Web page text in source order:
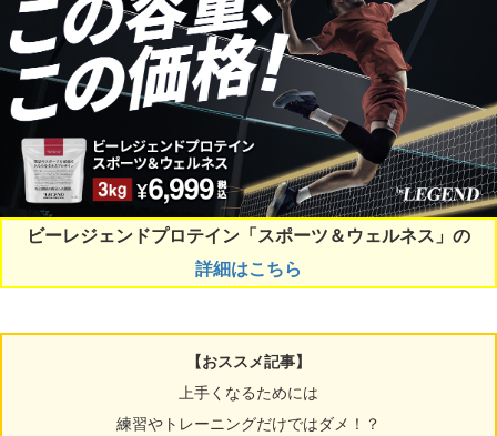
ビーレジェンドプロテイン「スポーツ＆ウェルネス」の
詳細はこちら
【おススメ記事】
上手くなるためには
練習やトレーニングだけではダメ！？